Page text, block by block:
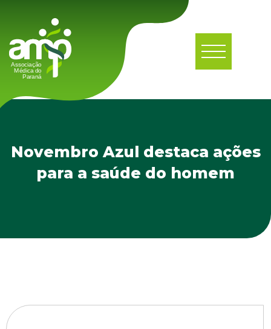
Novembro Azul destaca ações
para a saúde do homem